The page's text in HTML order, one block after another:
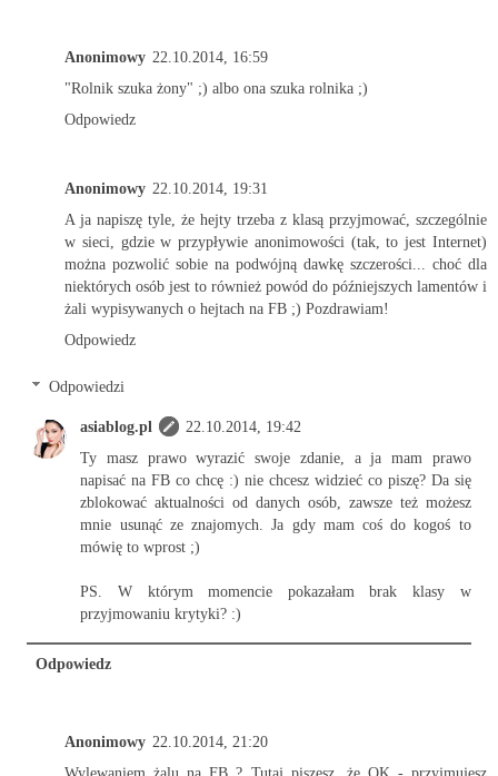
Anonimowy 22.10.2014, 16:59
"Rolnik szuka żony" ;) albo ona szuka rolnika ;)
Odpowiedz
Anonimowy 22.10.2014, 19:31
A ja napiszę tyle, że hejty trzeba z klasą przyjmować, szczególnie
w sieci, gdzie w przypływie anonimowości (tak, to jest Internet)
można pozwolić sobie na podwójną dawkę szczerości... choć dla
niektórych osób jest to również powód do późniejszych lamentów i
żali wypisywanych o hejtach na FB ;) Pozdrawiam!
Odpowiedz
Odpowiedzi
asiablog.pl
22.10.2014, 19:42
Ty masz prawo wyrazić swoje zdanie, a ja mam prawo
napisać na FB co chcę :) nie chcesz widzieć co piszę? Da się
zblokować aktualności od danych osób, zawsze też możesz
mnie usunąć ze znajomych. Ja gdy mam coś do kogoś to
mówię to wprost ;)
PS. W którym momencie pokazałam brak klasy w
przyjmowaniu krytyki? :)
Odpowiedz
Anonimowy 22.10.2014, 21:20